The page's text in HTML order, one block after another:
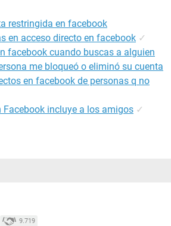
restringida en facebook
en acceso directo en facebook ✓
facebook cuando buscas a alguien
me bloqueó o eliminó su cuenta
en facebook de personas q no
incluye a los amigos ✓
9.719